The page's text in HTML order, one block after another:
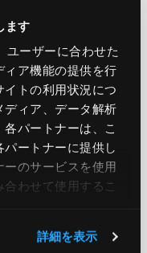
ます
ユーザーに合わせた
ィア機能の提供を行
トの利用状況につ
ディア、データ解析
パートナーは、こ
ートナーに提供し
のサービスを使用
わせて使用​​するこ
詳細を表示
the
of cloud
and
enables
operational
led
Q Developer,visit